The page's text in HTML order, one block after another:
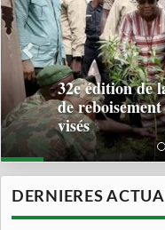
32e édition de
de
visés
DERNIERES